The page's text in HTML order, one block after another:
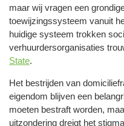
maar wij vragen een
toewijzingssysteem vanuit
huidige systeem trokken
verhuurdersorganisaties
State.
Het bestrijden van
eigendom blijven een
moeten bestraft worden,
uitzondering dreigt het